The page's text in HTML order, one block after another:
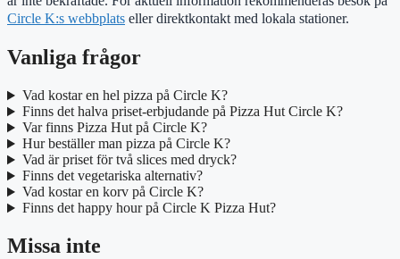
Circle K:s webbplats eller direktkontakt med lokala stationer.
Vanliga frågor
Vad kostar en hel pizza på Circle K?
Finns det halva priset-erbjudande på Pizza Hut Circle K?
Var finns Pizza Hut på Circle K?
Hur beställer man pizza på Circle K?
Vad är priset för två slices med dryck?
Finns det vegetariska alternativ?
Vad kostar en korv på Circle K?
Finns det happy hour på Circle K Pizza Hut?
Missa inte